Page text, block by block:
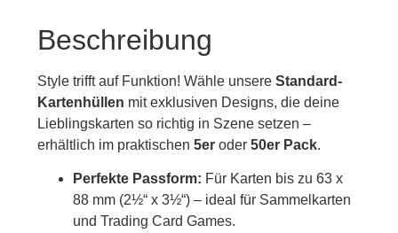
Beschreibung
Style trifft auf Funktion! Wähle unsereStandard-
Kartenhüllen mit exklusiven Designs, die deine
Lieblingskarten so richtig in Szene setzen –
erhältlich im praktischen5er oder50er Pack.
Perfekte Passform: Für Karten bis zu 63 x
88 mm (2½“ x 3½“) – ideal für Sammelkarten
und Trading Card Games.